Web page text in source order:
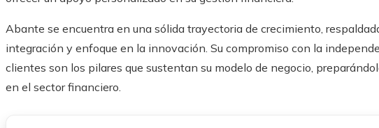
Abante se encuentra en una sólida trayectoria de crecimiento,
integración y enfoque en la innovación. Su compromiso con la
clientes son los pilares que sustentan su modelo de negocio,
en el sector financiero.